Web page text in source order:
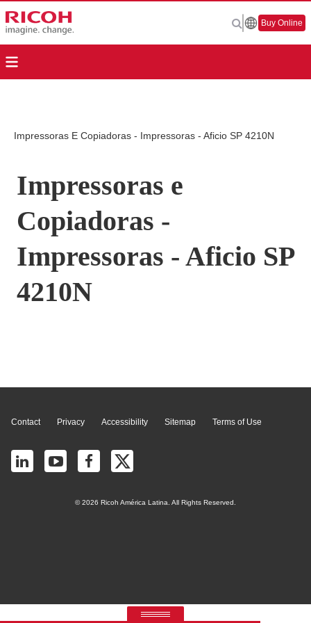
Buy Online
Impressoras E Copiadoras - Impressoras - Aficio SP 4210N
Impressoras e
Copiadoras -
Impressoras - Aficio SP
4210N
Contact Privacy Accessibility Sitemap Terms of Use
© 2026 Ricoh América Latina. All Rights Reserved.